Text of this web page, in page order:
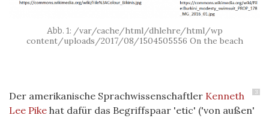
/var/cache/html/dhlehre/html/wp
content/uploads/2017/08/1504505556 On the beach
3
Der amerikanische Sprachwissenschaftler Kenneth
Lee Pike hat dafür das Begriffspaar 'etic' ('von außen'